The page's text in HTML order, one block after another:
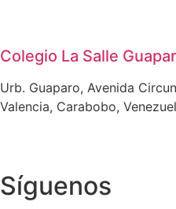
Colegio La Salle
Urb. Guaparo, Avenida
Valencia, Carabobo,
Síguenos